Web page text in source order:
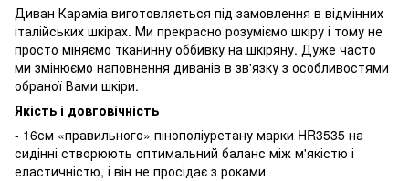
Диван Караміа виготовляється під замовлення в відмінних
італійських шкірах. Ми прекрасно розуміємо шкіру і тому не
просто міняємо тканинну оббивку на шкіряну. Дуже часто
ми змінюємо наповнення диванів в зв'язку з особливостями
обраної Вами шкіри.
Якість і довговічність
- 16см «правильного» пінополіуретану марки HR3535 на
сидінні створюють оптимальний баланс між м'якістю і
еластичністю, і він не просідає з роками